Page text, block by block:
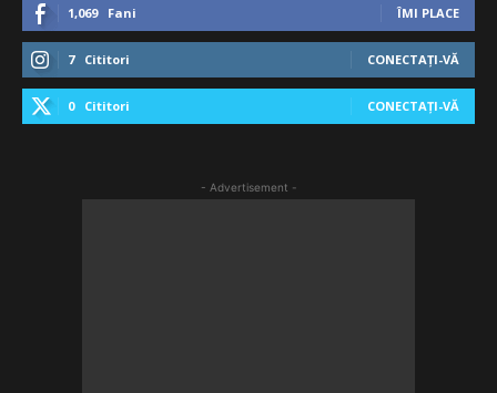
1,069 Fani ÎMI PLACE
7 Cititori CONECTAȚI-VĂ
0 Cititori CONECTAȚI-VĂ
- Advertisement -